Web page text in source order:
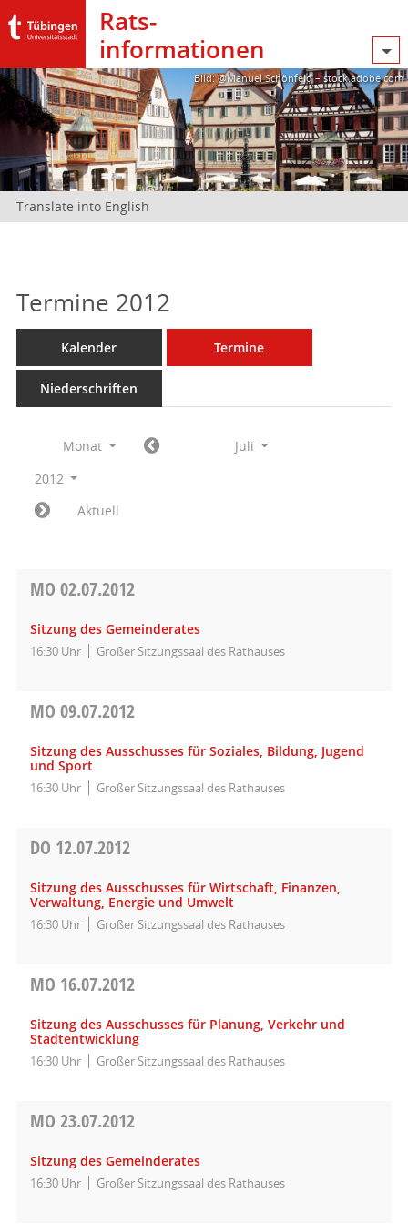
Rats­
informationen
Bild: @Manuel Schönfeld – stock.adobe.com
Translate into English
Termine 2012
Kalender Termine
Niederschriften
Monat
Juli
2012
Aktuell
MO 02.07.2012
Sitzung des Gemeinderates
16:30 Uhr Großer Sitzungssaal des Rathauses
MO 09.07.2012
Sitzung des Ausschusses für Soziales, Bildung, Jugend
und Sport
16:30 Uhr Großer Sitzungssaal des Rathauses
DO 12.07.2012
Sitzung des Ausschusses für Wirtschaft, Finanzen,
Verwaltung, Energie und Umwelt
16:30 Uhr Großer Sitzungssaal des Rathauses
MO 16.07.2012
Sitzung des Ausschusses für Planung, Verkehr und
Stadtentwicklung
16:30 Uhr Großer Sitzungssaal des Rathauses
MO 23.07.2012
Sitzung des Gemeinderates
16:30 Uhr Großer Sitzungssaal des Rathauses